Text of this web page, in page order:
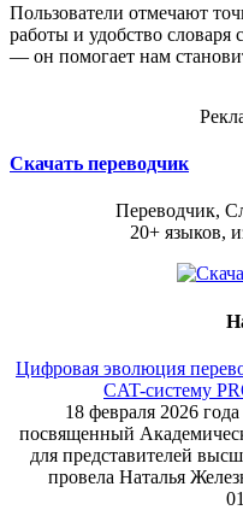
Пользователи отмечают
работы и удобство словаря
— он помогает нам
Скачать переводчик
Переводчик,
20+ языков,
Цифровая эволюция
CAT-систему
18 февраля 2026
посвященный
для представителей
провела Наталья